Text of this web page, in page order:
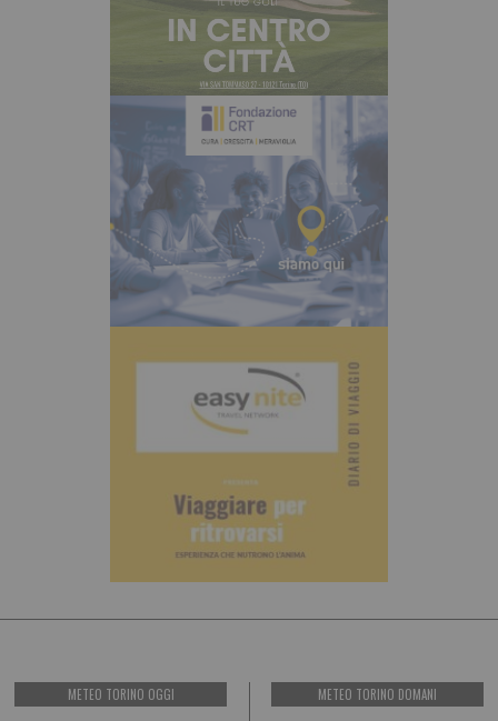
METEO TORINO OGGI METEO TORINO DOMANI